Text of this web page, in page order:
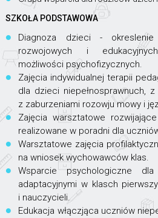
SZKOŁA PODSTAWOWA
Diagnoza dzieci - okreslenie
rozwojowych i
możliwości psychofizycznych.
Zajęcia indywidualnej terapii
dla dzieci niepełnosprawnuch, z
z zaburzeniami rozowju mowy i
Zajęcia warsztatowe
realizowane w poradni dla uczniów
Warsztatowe zajęcia
na wniosek wychowawców klas.
Wsparcie psychologiczne
adaptacyjnymi w klasch
i nauczycieli.
Edukacja włączjąca uczniów